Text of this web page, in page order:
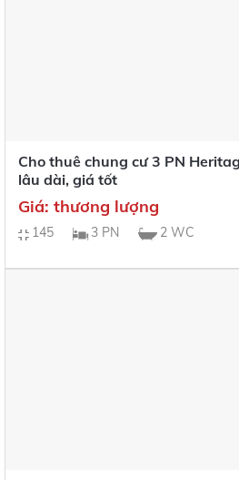
Cho thuê chung cư 3 PN
lâu dài, giá tốt
Giá: thương lượng
145 3 PN 2 WC